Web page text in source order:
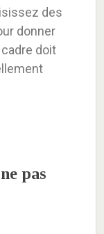
des
donner
doit
pas